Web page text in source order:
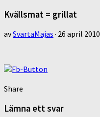
Kvällsmat = grillat
avSvartaMajas · 26 april 2010
Share
Lämna ett svar